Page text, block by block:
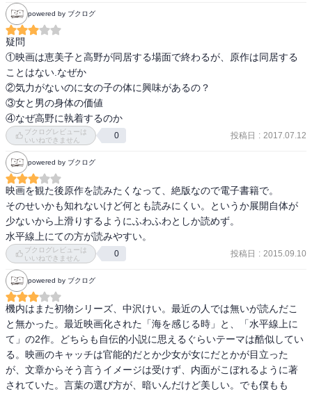
う〜なぜ官能的な映画にしたんだろうと悔やまれる。
powered by ブクログ
疑問
①映画は恵美子と高野が同居する場面で終わるが、原作は同居する
ことはない.なぜか
②気力がないのに女の子の体に興味があるの？
③女と男の身体の価値
④なぜ高野に執着するのか
ブクログレビューは
いいねできません
0 投稿日 : 2017.07.12
powered by ブクログ
映画を観た後原作を読みたくなって、絶版なので電子書籍で。
そのせいかも知れないけど何とも読みにくい。というか展開自体が
少ないから上滑りするようにふわふわとしか読めず。
水平線上にての方が読みやすい。
ブクログレビューは
いいねできません
0 投稿日 : 2015.09.10
powered by ブクログ
機内はまた初物シリーズ、中沢けい。最近の人では無いが読んだこ
と無かった。最近映画化された「海を感じる時」と、「水平線上に
て」の2作。どちらも自伝的小説に思えるぐらいテーマは酷似してい
る。映画のキャッチは官能的だとか少女が女にだとかが目立った
が、文章からそう言うイメージは受けず、内面がこぼれるように著
されていた。言葉の選び方が、暗いんだけど美しい。でも僕もも